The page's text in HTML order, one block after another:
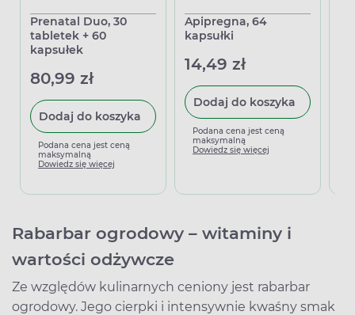
Prenatal Duo, 30
tabletek + 60
kapsułek
80,99 zł
Dodaj do koszyka
Podana cena jest ceną
maksymalną
Dowiedz się więcej
Apipregna, 64
kapsułki
14,49 zł
Dodaj do koszyka
Podana cena jest ceną
maksymalną
Dowiedz się więcej
Rabarbar ogrodowy – witaminy i
wartości odżywcze
Ze względów kulinarnych ceniony jest rabarbar
ogrodowy. Jego cierpki i intensywnie kwaśny smak